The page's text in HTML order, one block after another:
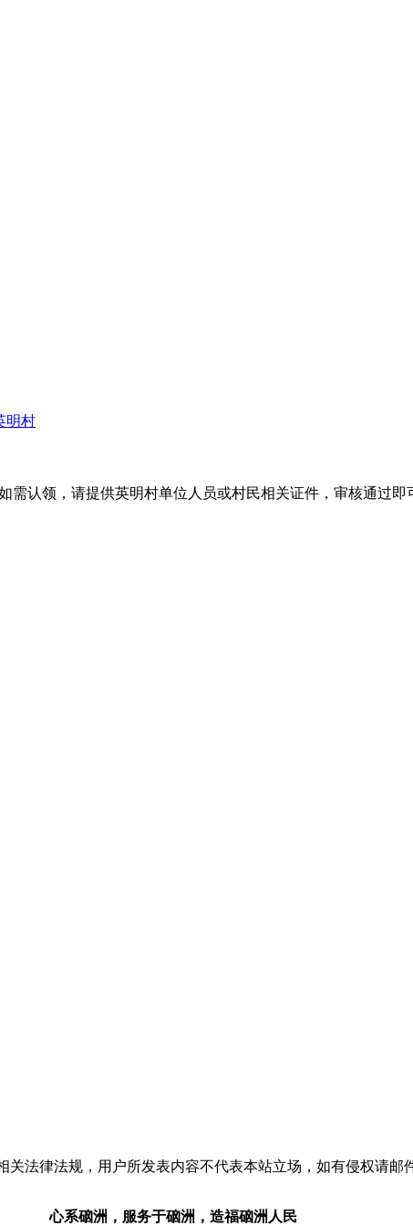
明村
认领，请提供英明村单位人员或村民相关证件，审核通过即
法律法规，用户所发表内容不代表本站立场，如有侵权请邮
心系硇洲，服务于硇洲，造福硇洲人民